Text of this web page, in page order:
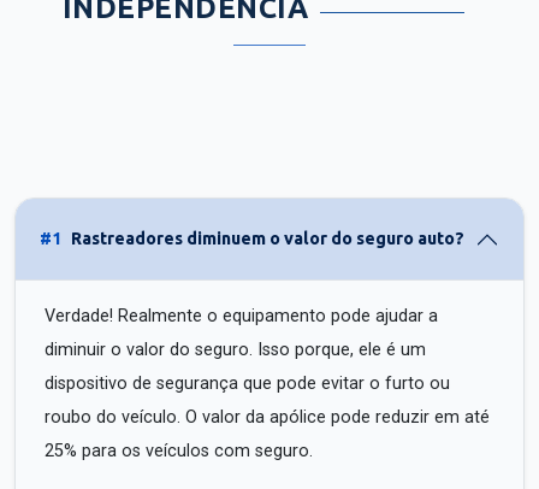
INDEPENDÊNCIA
#1 Rastreadores diminuem o valor do seguro auto?
Verdade! Realmente o equipamento pode ajudar a
diminuir o valor do seguro. Isso porque, ele é um
dispositivo de segurança que pode evitar o furto ou
roubo do veículo. O valor da apólice pode reduzir em até
25% para os veículos com seguro.